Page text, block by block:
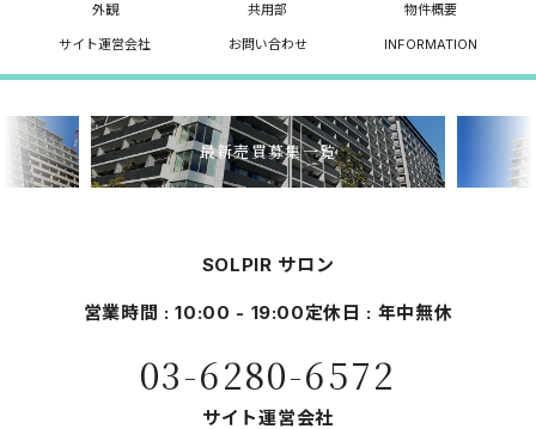
外観 共用部 物件概要
サイト運営会社 お問い合わせ INFORMATION
最新売買募集一覧
SOLPIR サロン
営業時間 : 10:00 - 19:00定休日 : 年中無休
03-6280-6572
サイト運営会社